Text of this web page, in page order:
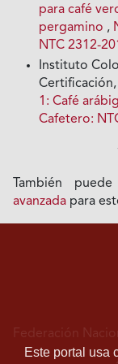
para café
pergamino ,
NTC 2312-
Instituto
1: Café
Cafetero:
También puede
avanzada para
Este portal usa
Federación